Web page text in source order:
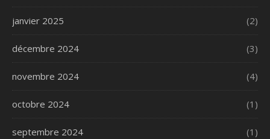
janvier 2025 (2)
décembre 2024 (3)
novembre 2024 (4)
octobre 2024 (1)
septembre 2024 (1)